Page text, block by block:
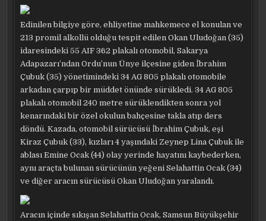
Edinilen bilgiye göre, ehliyetine mahkemece el konulan ve
213 promil alkollü olduğu tespit edilen Okan Uludoğan (35)
idaresindeki 55 AIF 362 plakalı otomobil, Sakarya
Adapazarı’ndan Ordu’nun Ünye ilçesine giden İbrahim
Çubuk (35) yönetimindeki 34 AG 805 plakalı otomobile
arkadan çarpıp bir müddet önünde sürükledi. 34 AG 805
plakalı otomobil 240 metre sürüklendikten sonra yol
kenarındaki bir özel okulun bahçesine takla atıp ders
döndü. Kazada, otomobil sürücüsü İbrahim Çubuk, eşi
Kiraz Çubuk (33), kızları 4 yaşındaki Zeynep Lina Çubuk ile
ablası Emine Ocak (44) olay yerinde hayatını kaybederken,
aynı araçta bulunan sürücünün yeğeni Selahattin Ocak (34)
ve diğer aracın sürücüsü Okan Uludoğan yaralandı.
Aracın içinde sıkışan Selahattin Ocak, Samsun Büyükşehir